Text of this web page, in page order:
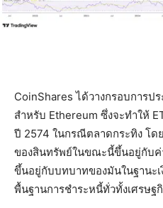
CoinShares ได้วางกรอบการป
สำหรับ Ethereum ซึ่งจะทำให้
ปี 2574 ในกรณีตลาดกระทิง โด
ของสินทรัพย์ในขณะนี้ขึ้นอยู่กับค่
ขึ้นอยู่กับบทบาทของมันในฐานะ
พื้นฐานการชำระหนี้ทั่วทั้งเศรษฐ